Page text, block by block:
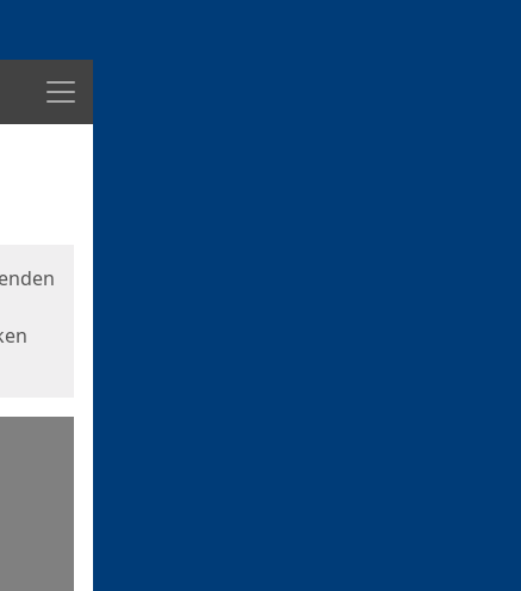
Menü